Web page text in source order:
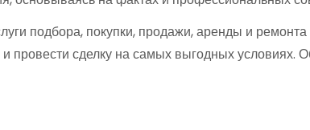
подбора, покупки, продажи, аренды и
и провести сделку на самых выгодных